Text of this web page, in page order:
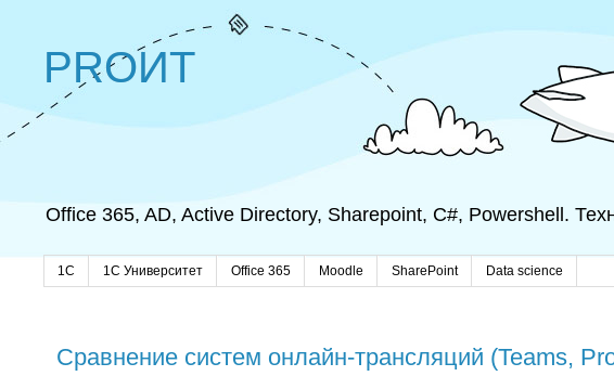
PROИТ
Office 365, AD, Active Directory, Sharepoint, C#, Powershell.
1C 1С Университет Office 365 Moodle SharePoint Data science
Сравнение систем онлайн-трансляций (Teams,